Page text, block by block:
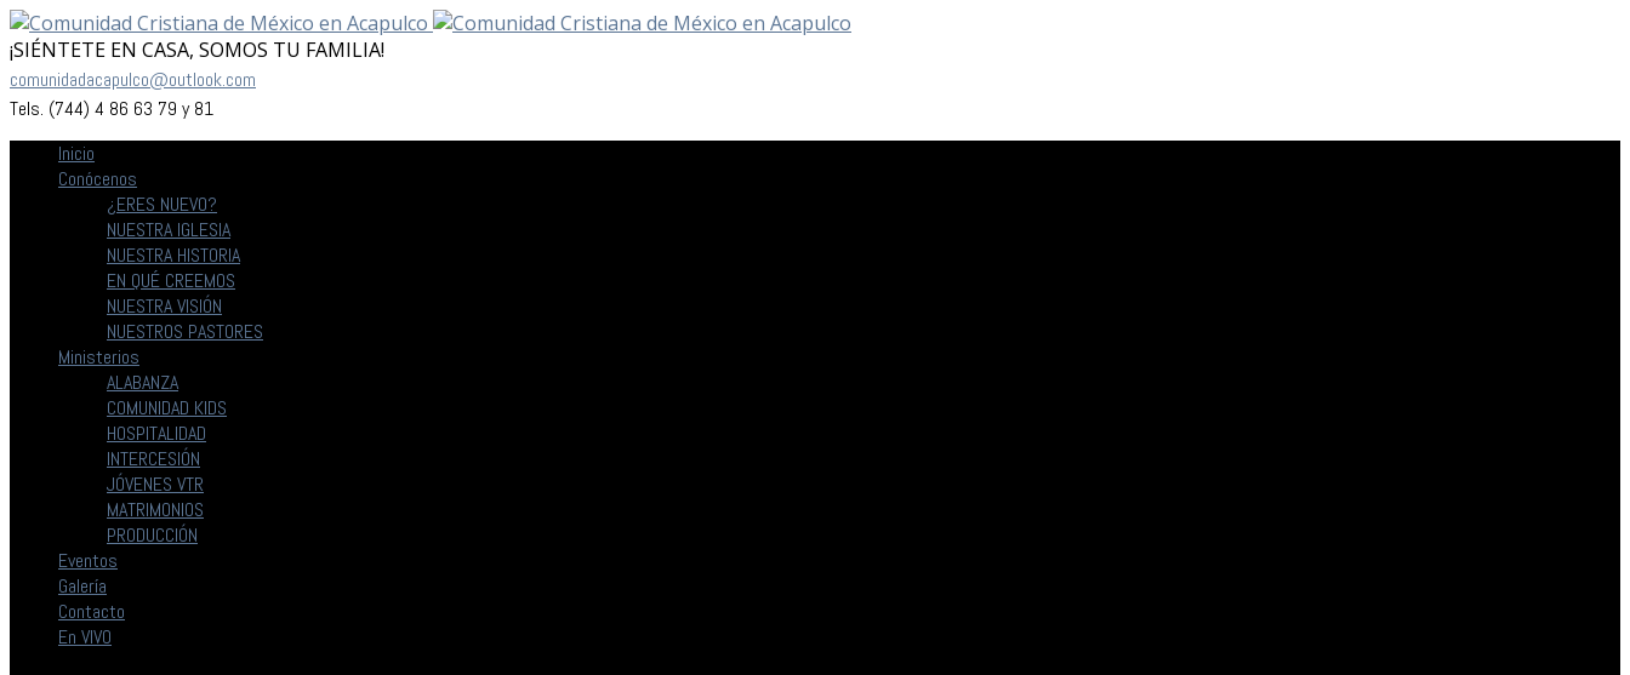
¡SIÉNTETE EN CASA, SOMOS TU FAMILIA!
comunidadacapulco@outlook.com
Tels. (744) 4 86 63 79 y 81
Inicio
Conócenos
¿ERES NUEVO?
NUESTRA IGLESIA
NUESTRA HISTORIA
EN QUÉ CREEMOS
NUESTRA VISIÓN
NUESTROS PASTORES
Ministerios
ALABANZA
COMUNIDAD KIDS
HOSPITALIDAD
INTERCESIÓN
JÓVENES VTR
MATRIMONIOS
PRODUCCIÓN
Eventos
Galería
Contacto
En VIVO